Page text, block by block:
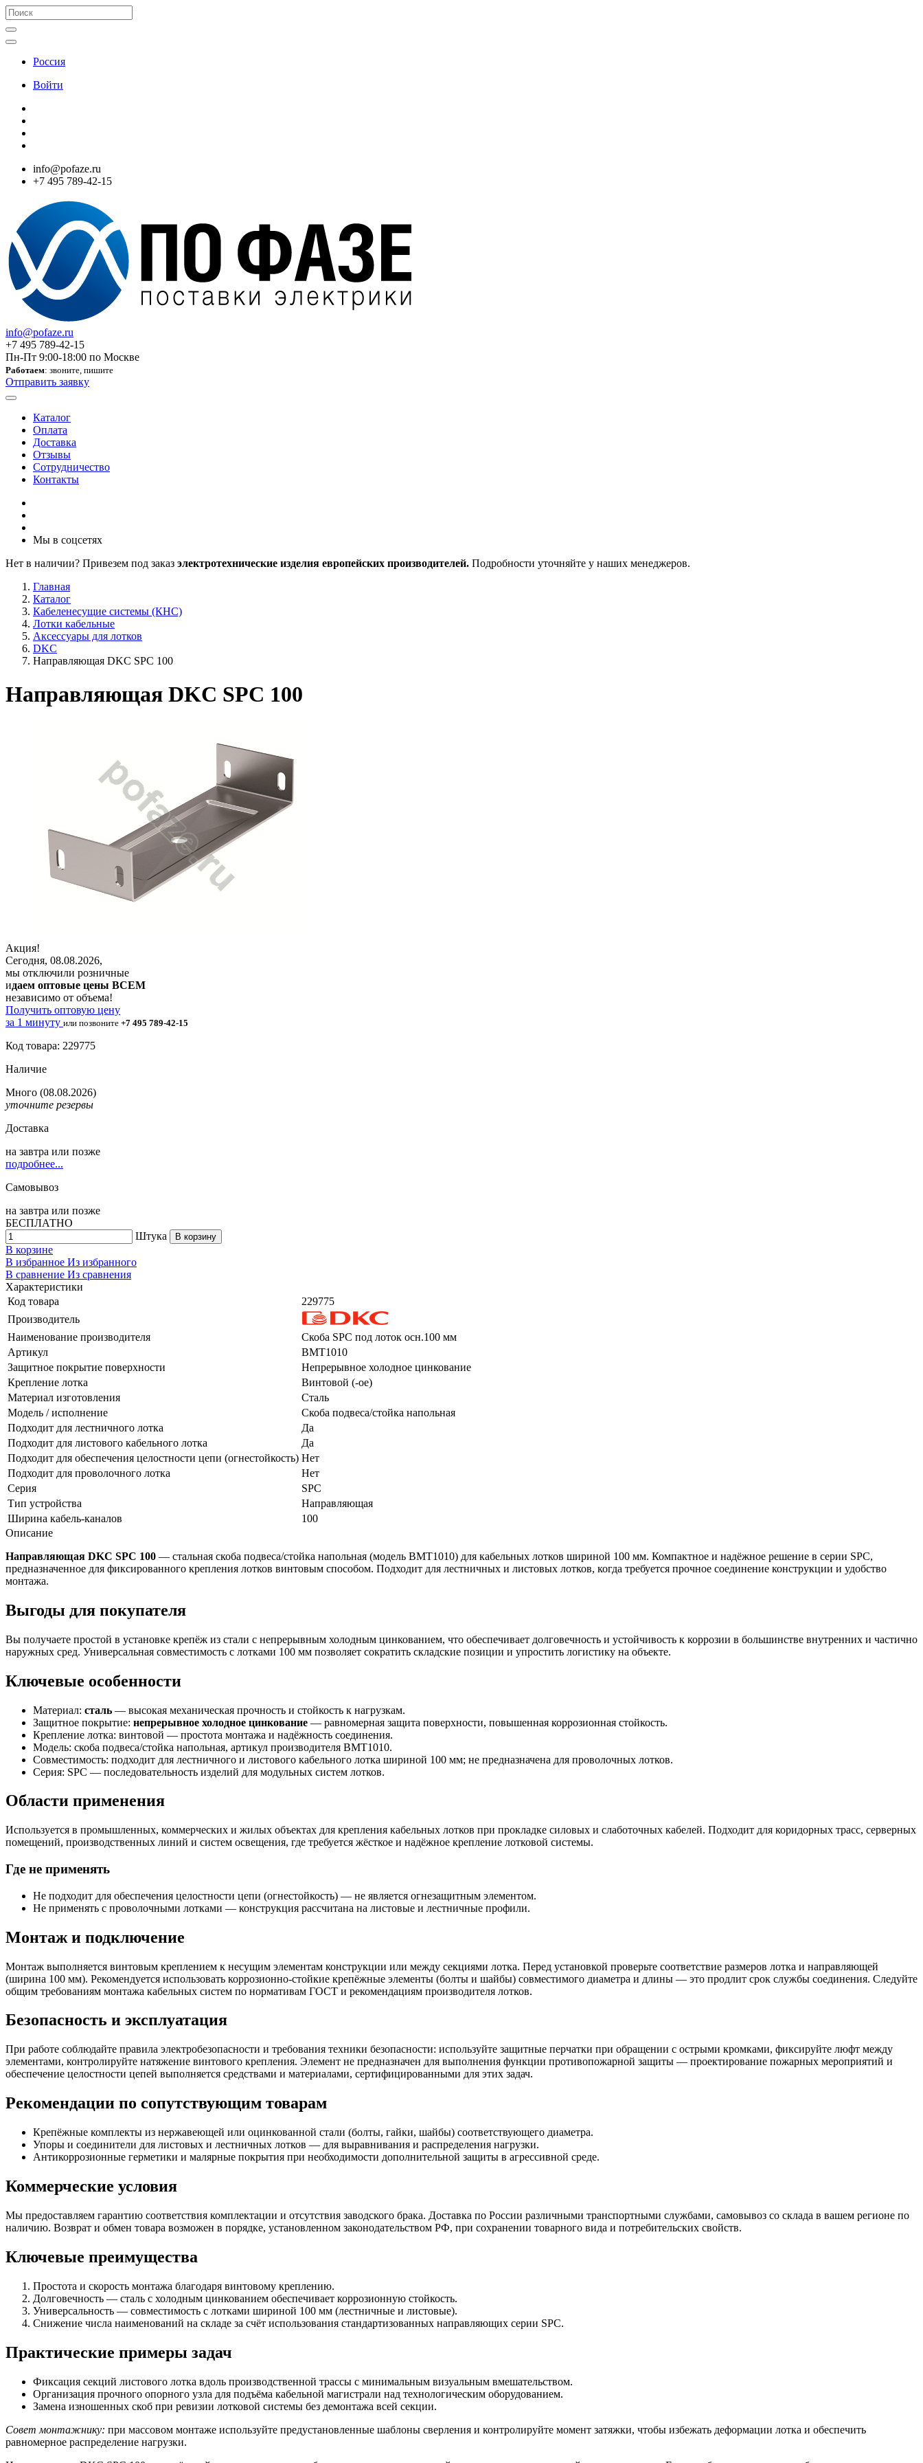
Россия
Войти
info@pofaze.ru
+7 495 789-42-15
info@pofaze.ru
+7 495 789-42-15
Пн-Пт 9:00-18:00 по Москве
Работаем: звоните, пишите
Отправить заявку
Каталог
Оплата
Доставка
Отзывы
Сотрудничество
Контакты
Мы в соцсетях
Нет в наличии? Привезем под заказ электротехнические изделия европейских производителей. Подробности уточняйте у наших менеджеров.
Главная
Каталог
Кабеленесущие системы (КНС)
Лотки кабельные
Аксессуары для лотков
DKC
Направляющая DKC SPC 100
Направляющая DKC SPC 100
Акция!
Сегодня, 08.08.2026,
мы отключили розничные
идаем оптовые цены ВСЕМ
независимо от объема!
Получить оптовую цену
за 1 минуту или позвоните +7 495 789-42-15
Код товара: 229775
Наличие
Много (08.08.2026)
уточните резервы
Доставка
на завтра или позже
подробнее...
Самовывоз
на завтра или позже
БЕСПЛАТНО
Штука
В корзину
В корзине
В избранное Из избранного
В сравнение Из сравнения
Характеристики
Код товара
229775
Производитель
Наименование производителя
Скоба SPC под лоток осн.100 мм
Артикул
BMT1010
Защитное покрытие поверхности
Непрерывное холодное цинкование
Крепление лотка
Винтовой (-ое)
Материал изготовления
Сталь
Модель / исполнение
Скоба подвеса/стойка напольная
Подходит для лестничного лотка
Да
Подходит для листового кабельного лотка
Да
Подходит для обеспечения целостности цепи (огнестойкость) Нет
Подходит для проволочного лотка
Нет
Серия
SPC
Тип устройства
Направляющая
Ширина кабель-каналов
100
Описание
Направляющая DKC SPC 100 — стальная скоба подвеса/стойка напольная (модель BMT1010) для кабельных лотков шириной 100 мм. Компактное и надёжное решение в серии SPC,
предназначенное для фиксированного крепления лотков винтовым способом. Подходит для лестничных и листовых лотков, когда требуется прочное соединение конструкции и удобство
монтажа.
Выгоды для покупателя
Вы получаете простой в установке крепёж из стали с непрерывным холодным цинкованием, что обеспечивает долговечность и устойчивость к коррозии в большинстве внутренних и частично
наружных сред. Универсальная совместимость с лотками 100 мм позволяет сократить складские позиции и упростить логистику на объекте.
Ключевые особенности
Материал: сталь — высокая механическая прочность и стойкость к нагрузкам.
Защитное покрытие: непрерывное холодное цинкование — равномерная защита поверхности, повышенная коррозионная стойкость.
Крепление лотка: винтовой — простота монтажа и надёжность соединения.
Модель: скоба подвеса/стойка напольная, артикул производителя BMT1010.
Совместимость: подходит для лестничного и листового кабельного лотка шириной 100 мм; не предназначена для проволочных лотков.
Серия: SPC — последовательность изделий для модульных систем лотков.
Области применения
Используется в промышленных, коммерческих и жилых объектах для крепления кабельных лотков при прокладке силовых и слаботочных кабелей. Подходит для коридорных трасс, серверных
помещений, производственных линий и систем освещения, где требуется жёсткое и надёжное крепление лотковой системы.
Где не применять
Не подходит для обеспечения целостности цепи (огнестойкость) — не является огнезащитным элементом.
Не применять с проволочными лотками — конструкция рассчитана на листовые и лестничные профили.
Монтаж и подключение
Монтаж выполняется винтовым креплением к несущим элементам конструкции или между секциями лотка. Перед установкой проверьте соответствие размеров лотка и направляющей
(ширина 100 мм). Рекомендуется использовать коррозионно-стойкие крепёжные элементы (болты и шайбы) совместимого диаметра и длины — это продлит срок службы соединения. Следуйте
общим требованиям монтажа кабельных систем по нормативам ГОСТ и рекомендациям производителя лотков.
Безопасность и эксплуатация
При работе соблюдайте правила электробезопасности и требования техники безопасности: используйте защитные перчатки при обращении с острыми кромками, фиксируйте люфт между
элементами, контролируйте натяжение винтового крепления. Элемент не предназначен для выполнения функции противопожарной защиты — проектирование пожарных мероприятий и
обеспечение целостности цепей выполняется средствами и материалами, сертифицированными для этих задач.
Рекомендации по сопутствующим товарам
Крепёжные комплекты из нержавеющей или оцинкованной стали (болты, гайки, шайбы) соответствующего диаметра.
Упоры и соединители для листовых и лестничных лотков — для выравнивания и распределения нагрузки.
Антикоррозионные герметики и малярные покрытия при необходимости дополнительной защиты в агрессивной среде.
Коммерческие условия
Мы предоставляем гарантию соответствия комплектации и отсутствия заводского брака. Доставка по России различными транспортными службами, самовывоз со склада в вашем регионе по
наличию. Возврат и обмен товара возможен в порядке, установленном законодательством РФ, при сохранении товарного вида и потребительских свойств.
Ключевые преимущества
Простота и скорость монтажа благодаря винтовому креплению.
Долговечность — сталь с холодным цинкованием обеспечивает коррозионную стойкость.
Универсальность — совместимость с лотками шириной 100 мм (лестничные и листовые).
Снижение числа наименований на складе за счёт использования стандартизованных направляющих серии SPC.
Практические примеры задач
Фиксация секций листового лотка вдоль производственной трассы с минимальным визуальным вмешательством.
Организация прочного опорного узла для подъёма кабельной магистрали над технологическим оборудованием.
Замена изношенных скоб при ревизии лотковой системы без демонтажа всей секции.
Совет монтажнику: при массовом монтаже используйте предустановленные шаблоны сверления и контролируйте момент затяжки, чтобы избежать деформации лотка и обеспечить
равномерное распределение нагрузки.